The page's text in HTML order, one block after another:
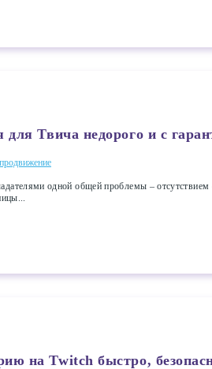
для Твича недорого и с
одной общей проблемы –
на Twitch быстро,